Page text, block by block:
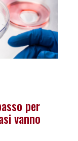
per
vanno